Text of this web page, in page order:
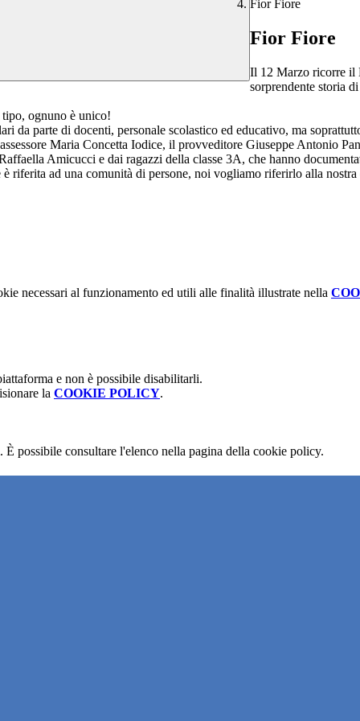
Fior Fiore
Fior Fiore
Il 12 Marzo ricorre il
sorprendente storia
ognuno è unico!
da parte di docenti, personale scolastico ed educativo, ma
Maria Concetta Iodice, il provveditore Giuseppe Antonio
Amicucci e dai ragazzi della classe 3A, che hanno
riferita ad una comunità di persone, noi vogliamo riferirlo alla
necessari al funzionamento ed utili alle finalità illustrate nella
e non è possibile disabilitarli.
la COOKIE POLICY.
possibile consultare l'elenco nella pagina della cookie policy.